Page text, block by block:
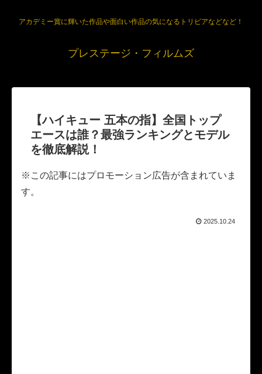
アカデミー賞に輝いた作品や面白い作品の気になるトリビアなどなど！
プレステージ・フィルムズ
【ハイキュー 五本の指】全国トップ
エースは誰？最強ランキングとモデル
を徹底解説！
※この記事にはプロモーション広告が含まれていま
す。
2025.10.24